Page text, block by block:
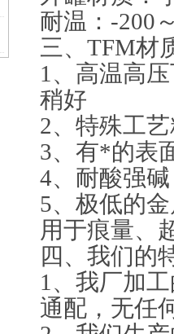
耐温：-200
三、TFM材
1、高温高
稍好
2、特殊工
3、有*的表
4、耐酸强
5、极低的
用于痕量、
四、我们的
1、我厂加
通配，无任